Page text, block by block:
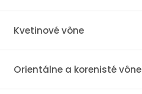
Kvetinové vône
Orientálne a korenisté vône